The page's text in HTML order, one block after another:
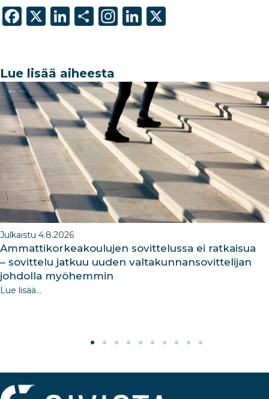
F
e
b
o
o
k
X
Li
e
dI
n
S
e
In
ra
m
Li
dI
n
Lue lisää aiheesta
Julkaistu 4.8.2026
Ammattikorkeakoulujen sovittelussa ei ratkaisua
– sovittelu jatkuu uuden valtakunnansovittelijan
johdolla myöhemmin
Lue lisää...